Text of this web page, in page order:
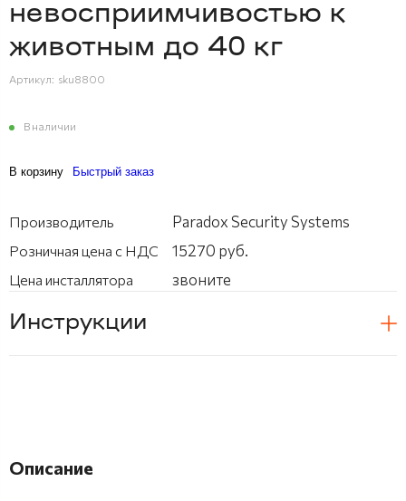
невосприимчивостью к
животным до 40 кг
Артикул: sku8800
В наличии
В корзину Быстрый заказ
Производитель Paradox Security Systems
Розничная цена с НДС 15270 руб.
Цена инсталлятора звоните
Инструкции
Описание